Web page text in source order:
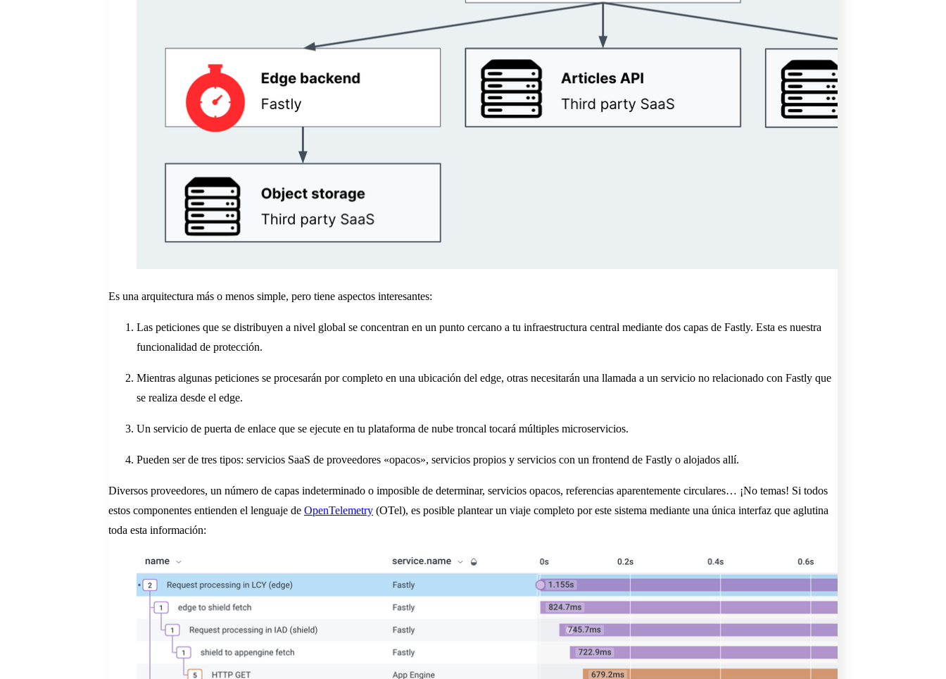
Es una arquitectura más o menos simple, pero tiene aspectos interesantes:
Las peticiones que se distribuyen a nivel global se concentran en un punto cercano a tu infraestructura central mediante dos capas de Fastly. Esta es nuestra
funcionalidad de protección.
Mientras algunas peticiones se procesarán por completo en una ubicación del edge, otras necesitarán una llamada a un servicio no relacionado con Fastly que
se realiza desde el edge.
Un servicio de puerta de enlace que se ejecute en tu plataforma de nube troncal tocará múltiples microservicios.
Pueden ser de tres tipos: servicios SaaS de proveedores «opacos», servicios propios y servicios con un frontend de Fastly o alojados allí.
Diversos proveedores, un número de capas indeterminado o imposible de determinar, servicios opacos, referencias aparentemente circulares… ¡No temas! Si todos
estos componentes entienden el lenguaje de OpenTelemetry (OTel), es posible plantear un viaje completo por este sistema mediante una única interfaz que aglutina
toda esta información: